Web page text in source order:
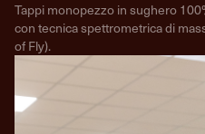
Tappi monopezzo in sughero
con tecnica spettrometrica di
of Fly).